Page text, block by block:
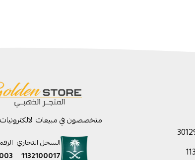
متخصصون في مبيعات
السجل التجاري
1132100017